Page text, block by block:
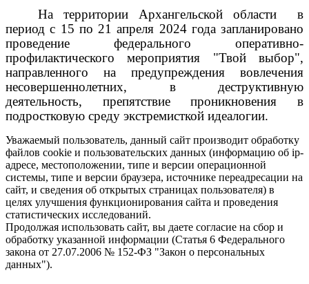
На территории Архангельской области в
период с 15 по 21 апреля 2024 года запланировано
проведение федерального оперативно-
профилактического мероприятия "Твой выбор",
направленного на предупреждения вовлечения
несовершеннолетних, в деструктивную
деятельность, препятствие проникновения в
подростковую среду экстремисткой идеалогии.
Уважаемый пользователь, данный сайт производит обработку
файлов cookie и пользовательских данных (информацию об ip-
адресе, местоположении, типе и версии операционной
системы, типе и версии браузера, источнике переадресации на
сайт, и сведения об открытых страницах пользователя) в
целях улучшения функционирования сайта и проведения
статистических исследований.
Продолжая использовать сайт, вы даете согласие на сбор и
обработку указанной информации (Статья 6 Федерального
закона от 27.07.2006 № 152-ФЗ "Закон о персональных
данных").